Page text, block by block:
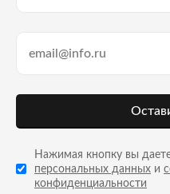
Нажимая кнопку вы
персональных данных и
конфиденциальности